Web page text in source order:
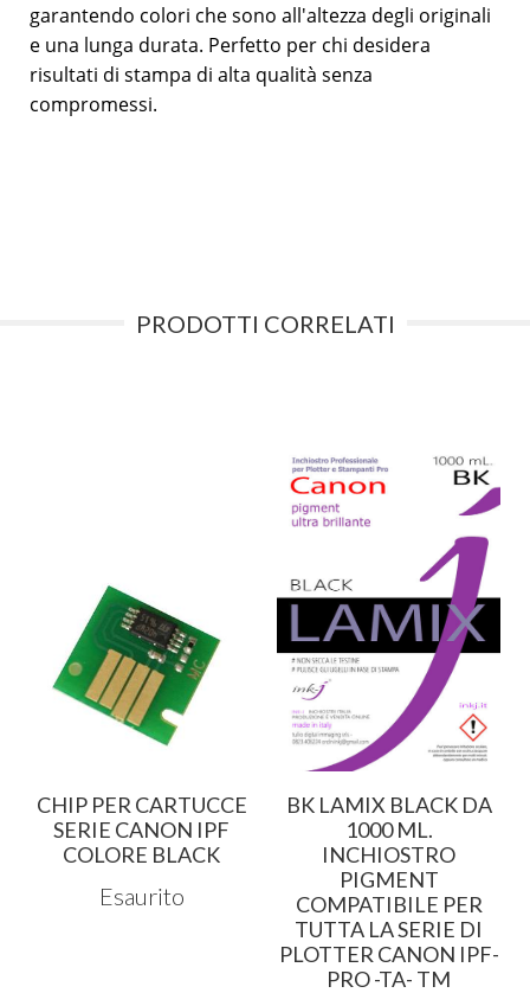
garantendo colori che sono all'altezza degli originali
e una lunga durata. Perfetto per chi desidera
risultati di stampa di alta qualità senza
compromessi.
PRODOTTI CORRELATI
CHIP PER CARTUCCE
SERIE CANON IPF
COLORE BLACK
Esaurito
BK LAMIX BLACK DA
1000 ML.
INCHIOSTRO
PIGMENT
COMPATIBILE PER
TUTTA LA SERIE DI
PLOTTER CANON IPF-
PRO -TA- TM